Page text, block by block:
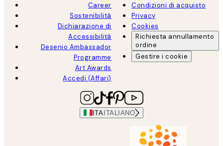
Career
Sostenibilità
Dichiarazione di
Accessibilità
Desenio Ambassador
Programme
Art Awards
Accedi (Affari)
Condizioni di acquisto
Privacy
Cookies
Richiesta annullamento
ordine
Gestire i cookie
ITAITALIANO